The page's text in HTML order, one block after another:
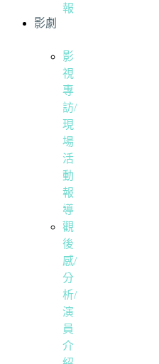
報
影劇
影
視
專
訪/
現
場
活
動
報
導
觀
後
感/
分
析/
演
員
介